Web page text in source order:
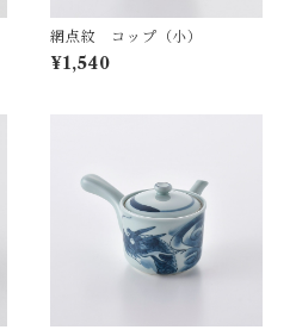
網点紋 コップ（小）
¥1,540